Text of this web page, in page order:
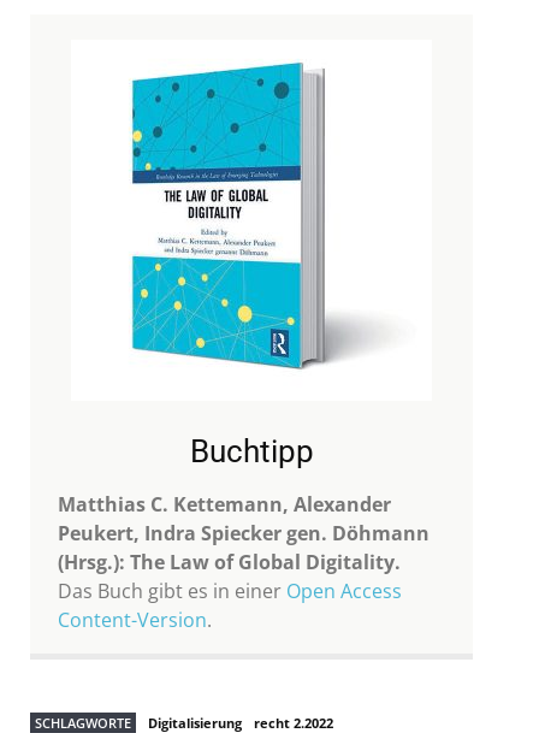
Buchtipp
Matthias C. Kettemann, Alexander
Peukert, Indra Spiecker gen. Döhmann
(Hrsg.): The Law of Global Digitality.
Das Buch gibt es in einer Open Access
Content-Version.
SCHLAGWORTE Digitalisierung recht 2.2022